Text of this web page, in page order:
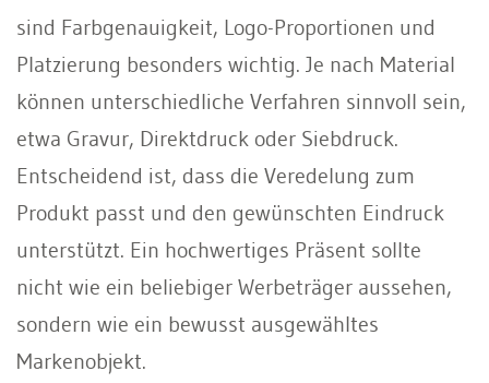
sind Farbgenauigkeit, Logo-Proportionen und
Platzierung besonders wichtig. Je nach Material
können unterschiedliche Verfahren sinnvoll sein,
etwa Gravur, Direktdruck oder Siebdruck.
Entscheidend ist, dass die Veredelung zum
Produkt passt und den gewünschten Eindruck
unterstützt. Ein hochwertiges Präsent sollte
nicht wie ein beliebiger Werbeträger aussehen,
sondern wie ein bewusst ausgewähltes
Markenobjekt.